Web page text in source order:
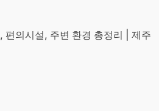
편의시설, 주변 환경 총정리 | 제주